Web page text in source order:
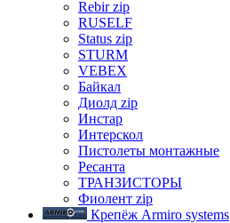
Rebir zip
RUSELF
Status zip
STURM
VEBEX
Байкал
Диолд zip
Инстар
Интерскол
Пистолеты монтажные
Ресанта
ТРАНЗИСТОРЫ
Фиолент zip
Крепёж Armiro systems